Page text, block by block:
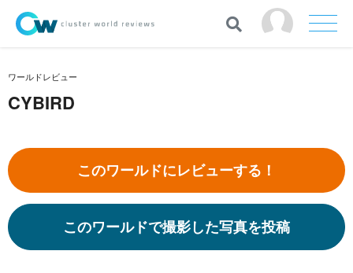
ワールドレビュー
CYBIRD
このワールドにレビューする！
このワールドで撮影した写真を投稿